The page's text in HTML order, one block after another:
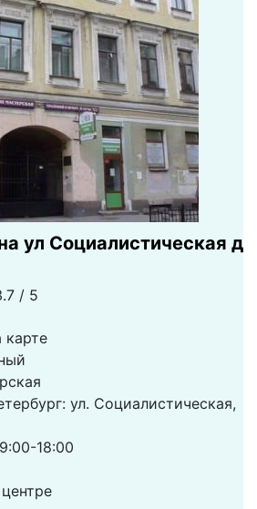
ул Социалистическая д
/ 5
карте
ул. Социалистическая,
9:00-18:00